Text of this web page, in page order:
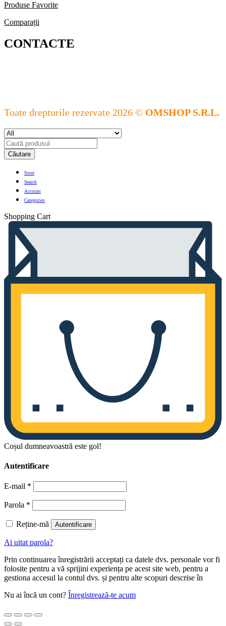
Produse Favorite
Comparații
CONTACTE
Toate drepturile rezervate 2026 © OMSHOP S.R.L.
Căutare
Store
Search
Account
Categories
Shopping Cart
Coșul dumneavoastră este gol!
Autentificare
E-mail *
Parola *
Reține-mă Autentificare
Ai uitat parola?
Prin continuarea înregistrării acceptați ca datele dvs. personale vor fi
folosite pentru a vă sprijini experiența pe acest site web, pentru a
gestiona accesul la contul dvs. și pentru alte scopuri descrise în
Nu ai încă un cont? Înregistrează-te acum